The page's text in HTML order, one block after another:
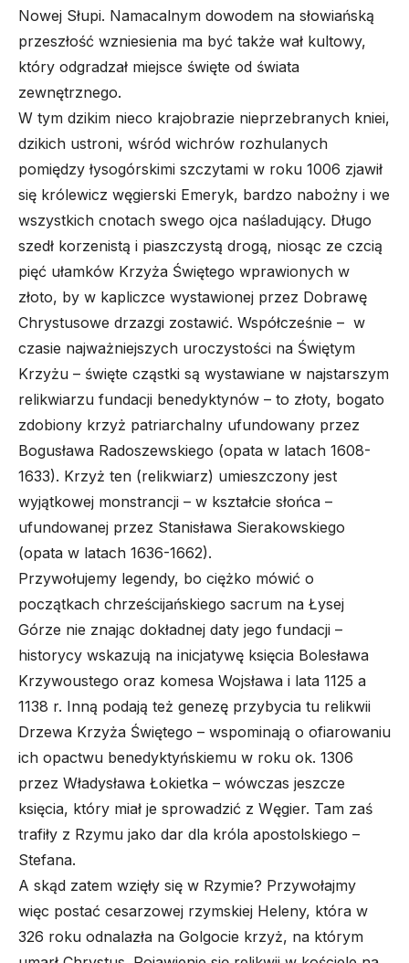
Nowej Słupi. Namacalnym dowodem na słowiańską
przeszłość wzniesienia ma być także wał kultowy,
który odgradzał miejsce święte od świata
zewnętrznego.
W tym dzikim nieco krajobrazie nieprzebranych kniei,
dzikich ustroni, wśród wichrów rozhulanych
pomiędzy łysogórskimi szczytami w roku 1006 zjawił
się królewicz węgierski Emeryk, bardzo nabożny i we
wszystkich cnotach swego ojca naśladujący. Długo
szedł korzenistą i piaszczystą drogą, niosąc ze czcią
pięć ułamków Krzyża Świętego wprawionych w
złoto, by w kapliczce wystawionej przez Dobrawę
Chrystusowe drzazgi zostawić. Współcześnie – w
czasie najważniejszych uroczystości na Świętym
Krzyżu – święte cząstki są wystawiane w najstarszym
relikwiarzu fundacji benedyktynów – to złoty, bogato
zdobiony krzyż patriarchalny ufundowany przez
Bogusława Radoszewskiego (opata w latach 1608-
1633). Krzyż ten (relikwiarz) umieszczony jest
wyjątkowej monstrancji – w kształcie słońca –
ufundowanej przez Stanisława Sierakowskiego
(opata w latach 1636-1662).
Przywołujemy legendy, bo ciężko mówić o
początkach chrześcijańskiego sacrum na Łysej
Górze nie znając dokładnej daty jego fundacji –
historycy wskazują na inicjatywę księcia Bolesława
Krzywoustego oraz komesa Wojsława i lata 1125 a
1138 r. Inną podają też genezę przybycia tu relikwii
Drzewa Krzyża Świętego – wspominają o ofiarowaniu
ich opactwu benedyktyńskiemu w roku ok. 1306
przez Władysława Łokietka – wówczas jeszcze
księcia, który miał je sprowadzić z Węgier. Tam zaś
trafiły z Rzymu jako dar dla króla apostolskiego –
Stefana.
A skąd zatem wzięły się w Rzymie? Przywołajmy
więc postać cesarzowej rzymskiej Heleny, która w
326 roku odnalazła na Golgocie krzyż, na którym